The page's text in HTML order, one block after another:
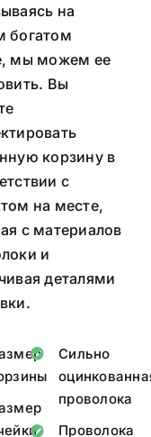
на
богатом
мы можем ее
Вы
корзину в
с
на месте,
с материалов
и
деталями
Сильно
проволока
Проволока